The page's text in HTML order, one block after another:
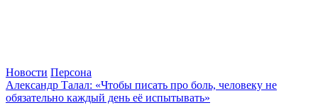
Новости Персона
Александр Талал: «Чтобы писать про боль, человеку не
обязательно каждый день её испытывать»